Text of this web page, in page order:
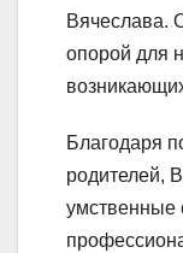
Вячеслава.
опорой для
Благодаря
родителей,
умственные